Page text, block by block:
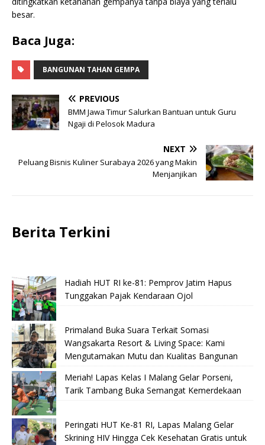
besar.
Baca Juga:
BANGUNAN TAHAN GEMPA
PREVIOUS
BMM Jawa Timur Salurkan Bantuan untuk Guru
Ngaji di Pelosok Madura
NEXT
Peluang Bisnis Kuliner Surabaya 2026 yang Makin
Menjanjikan
Berita Terkini
Hadiah HUT RI ke-81: Pemprov Jatim Hapus
Tunggakan Pajak Kendaraan Ojol
Primaland Buka Suara Terkait Somasi
Wangsakarta Resort & Living Space: Kami
Mengutamakan Mutu dan Kualitas Bangunan
Meriah! Lapas Kelas I Malang Gelar Porseni,
Tarik Tambang Buka Semangat Kemerdekaan
Peringati HUT Ke-81 RI, Lapas Malang Gelar
Skrining HIV Hingga Cek Kesehatan Gratis untuk